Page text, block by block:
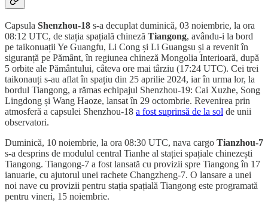
Capsula Shenzhou-18 s-a decuplat duminică, 03 noiembrie, la ora
08:12 UTC, de stația spațială chineză Tiangong, avându-i la bord
pe taikonuații Ye Guangfu, Li Cong și Li Guangsu și a revenit în
siguranță pe Pământ, în regiunea chineză Mongolia Interioară, după
5 orbite ale Pământului, câteva ore mai târziu (17:24 UTC). Cei trei
taikonauți s-au aflat în spațiu din 25 aprilie 2024, iar în urma lor, la
bordul Tiangong, a rămas echipajul Shenzhou-19: Cai Xuzhe, Song
Lingdong și Wang Haoze, lansat în 29 octombrie. Revenirea prin
atmosferă a capsulei Shenzhou-18 a fost suprinsă de la sol de unii
observatori.
Duminică, 10 noiembrie, la ora 08:30 UTC, nava cargo Tianzhou-7
s-a desprins de modulul central Tianhe al stației spațiale chinezești
Tiangong. Tiangong-7 a fost lansată cu provizii spre Tiangong în 17
ianuarie, cu ajutorul unei rachete Changzheng-7. O lansare a unei
noi nave cu provizii pentru stația spațială Tiangong este programată
pentru vineri, 15 noiembrie.